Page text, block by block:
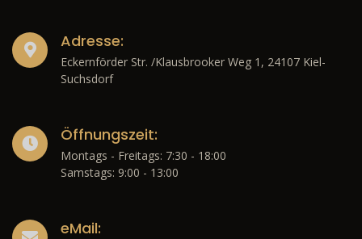
Adresse:
Eckernförder Str. /Klausbrooker Weg 1, 24107 Kiel-
Suchsdorf
Öffnungszeit:
Montags - Freitags: 7:30 - 18:00
Samstags: 9:00 - 13:00
eMail: